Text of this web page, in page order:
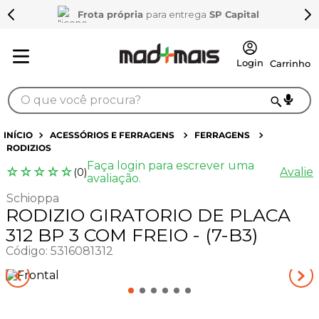
Frota própria para entrega SP Capital
O que você procura?
ACESSÓRIOS E FERRAGENS
FERRAGENS
RODIZIOS
☆☆☆☆☆ (0) Faça login para escrever uma
avaliação.
Avalie
Schioppa
RODIZIO GIRATORIO DE PLACA
312 BP 3 COM FREIO - (7-B3)
Código: 5316081312
TERMOS MAIS BUSCADOS
1º
sarrafo
2
compensados
3º
compensado naval
4º
bagum
5º
mdf 15mm
6º
puxador